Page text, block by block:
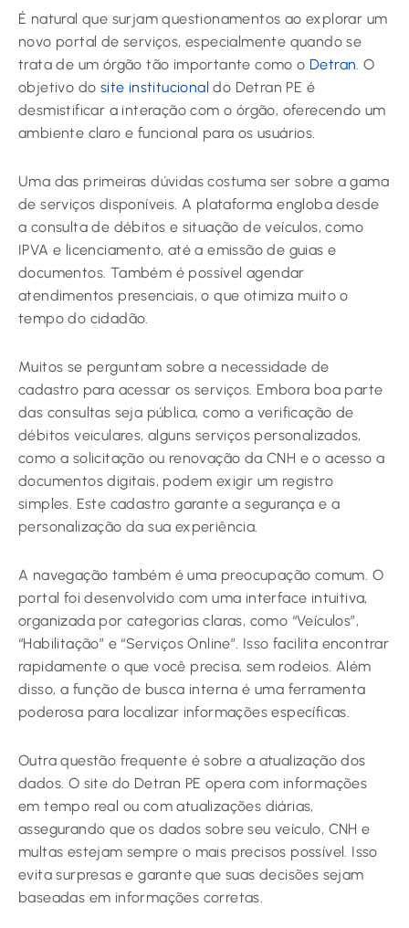
É natural que surjam questionamentos ao explorar um
novo portal de serviços, especialmente quando se
trata de um órgão tão importante como o Detran. O
objetivo do site institucional do Detran PE é
desmistificar a interação com o órgão, oferecendo um
ambiente claro e funcional para os usuários.
Uma das primeiras dúvidas costuma ser sobre a gama
de serviços disponíveis. A plataforma engloba desde
a consulta de débitos e situação de veículos, como
IPVA e licenciamento, até a emissão de guias e
documentos. Também é possível agendar
atendimentos presenciais, o que otimiza muito o
tempo do cidadão.
Muitos se perguntam sobre a necessidade de
cadastro para acessar os serviços. Embora boa parte
das consultas seja pública, como a verificação de
débitos veiculares, alguns serviços personalizados,
como a solicitação ou renovação da CNH e o acesso a
documentos digitais, podem exigir um registro
simples. Este cadastro garante a segurança e a
personalização da sua experiência.
A navegação também é uma preocupação comum. O
portal foi desenvolvido com uma interface intuitiva,
organizada por categorias claras, como “Veículos”,
“Habilitação” e “Serviços Online”. Isso facilita encontrar
rapidamente o que você precisa, sem rodeios. Além
disso, a função de busca interna é uma ferramenta
poderosa para localizar informações específicas.
Outra questão frequente é sobre a atualização dos
dados. O site do Detran PE opera com informações
em tempo real ou com atualizações diárias,
assegurando que os dados sobre seu veículo, CNH e
multas estejam sempre o mais precisos possível. Isso
evita surpresas e garante que suas decisões sejam
baseadas em informações corretas.